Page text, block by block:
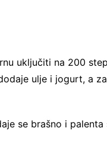
uključiti na 200
ulje i jogurt, a
se brašno i